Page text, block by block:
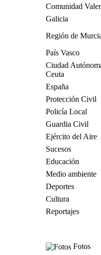
Comunidad
Galicia
Región de
País Vasco
Ciudad
Ceuta
España
Protección Civil
Policía Local
Guardia Civil
Ejército del Aire
Sucesos
Educación
Medio ambiente
Deportes
Cultura
Reportajes
Fotos